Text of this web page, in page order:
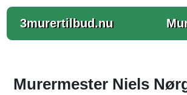
3murertilbud.nu
Murermester Niels